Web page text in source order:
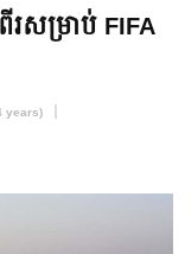
រ​សម្រាប់ FIFA
years)